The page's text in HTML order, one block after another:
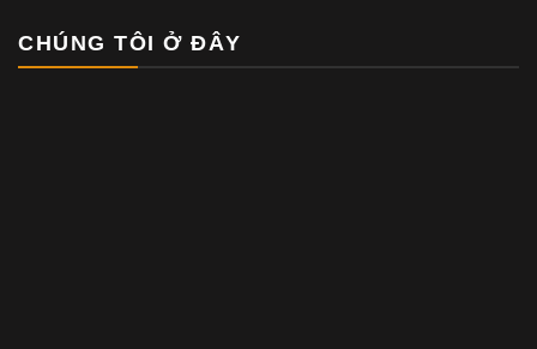
CHÚNG TÔI Ở ĐÂY